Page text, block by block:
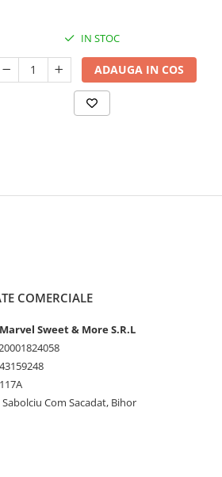
IN STOC
ADAUGA IN COS
COMERCIALE
Marvel Sweet & More S.R.L
Sabolciu Com Sacadat, Bihor